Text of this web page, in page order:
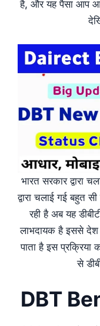
है, और यह पैसा आप
भारत सरकार द्वारा
द्वारा चलाई गई बहुत
रही है अब यह
लाभदायक है इससे देश
पाता है इस प्रक्रिया
से
DBT